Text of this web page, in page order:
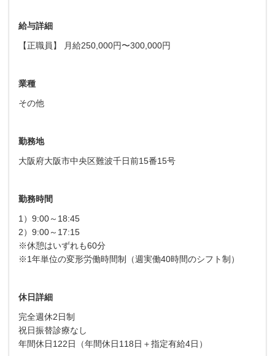
給与詳細
【正職員】 月給250,000円〜300,000円
業種
その他
勤務地
大阪府大阪市中央区難波千日前15番15号
勤務時間
1）9:00～18:45
2）9:00～17:15
※休憩はいずれも60分
※1年単位の変形労働時間制（週実働40時間のシフト制）
休日詳細
完全週休2日制
祝日振替診療なし
年間休日122日（年間休日118日＋指定有給4日）